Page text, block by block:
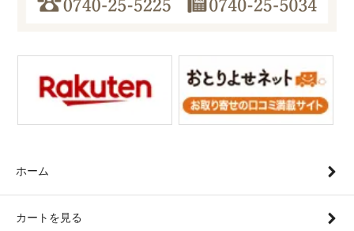
ホーム
カートを見る